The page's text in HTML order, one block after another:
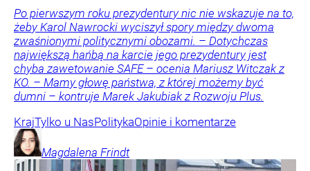
Po pierwszym roku prezydentury nic nie wskazuje na to,
żeby Karol Nawrocki wyciszył spory między dwoma
zwaśnionymi politycznymi obozami. – Dotychczas
największą hańbą na karcie jego prezydentury jest
chyba zawetowanie SAFE – ocenia Mariusz Witczak z
KO. – Mamy głowę państwa, z której możemy być
dumni – kontruje Marek Jakubiak z Rozwoju Plus.
KrajTylko u NasPolitykaOpinie i komentarze
Magdalena Frindt